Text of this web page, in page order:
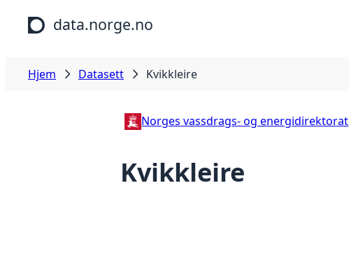
Hopp til hovedinnhold
data.norge.no
Hjem Datasett Kvikkleire
Norges vassdrags- og energidirektorat
Kvikkleire